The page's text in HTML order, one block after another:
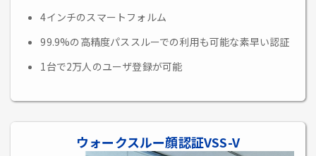
4インチのスマートフォルム
99.9%の高精度パススルーでの利用も可能な素早い認証
1台で2万人のユーザ登録が可能
ウォークスルー顔認証VSS-V